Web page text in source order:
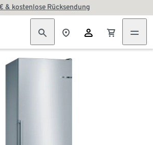
& kostenlose Rücksendung